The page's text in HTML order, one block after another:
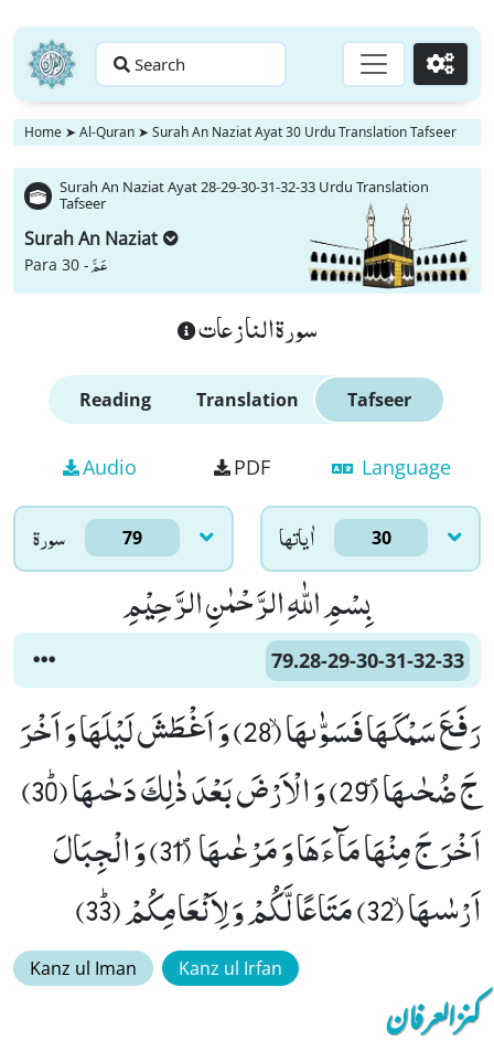
Search Go
Home ➤ Al-Quran ➤ Surah An Naziat Ayat 30 Urdu Translation Tafseer
Surah An Naziat Ayat 28-29-30-31-32-33 Urdu Translation
Tafseer
Surah An Naziat
Para 30 -عَمَّ
سورة النازعات
Reading Translation Tafseer
Audio PDF Language
سورۃ 79 اٰياتها 30
بِسْمِ اللّٰهِ الرَّحْمٰنِ الرَّحِیْمِ
79.28-29-30-31-32-33
رَفَعَ سَمْكَهَا فَسَوّٰىهَاۙ (28) وَ اَغْطَشَ لَیْلَهَا وَ اَخْرَ
جَ ضُحٰىهَا۪ (29) وَ الْاَرْضَ بَعْدَ ذٰلِكَ دَحٰىهَا ﭤ(30)
اَخْرَ جَ مِنْهَا مَآءَهَا وَ مَرْعٰىهَا ۪ (31) وَ الْجِبَالَ
اَرْسٰىهَاۙ (32) مَتَاعًا لَّكُمْ وَ لِاَنْعَامِكُمْ ﭤ(33)
Kanz ul Iman Kanz ul Irfan
کنزالعرفان